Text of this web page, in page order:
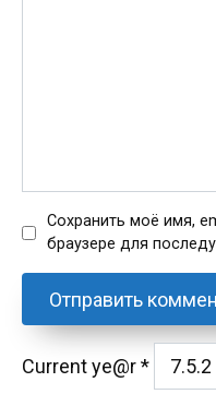
Сохранить моё имя,
браузере для
Current ye@r*